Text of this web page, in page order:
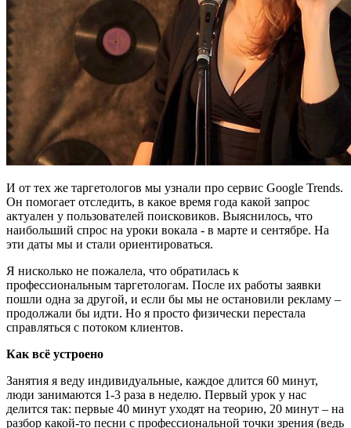
И от тех же таргетологов мы узнали про сервис Google Trends.
Он помогает отследить, в какое время года какой запрос
актуален у пользователей поисковиков. Выяснилось, что
наибольший спрос на уроки вокала - в марте и сентябре. На
эти даты мы и стали ориентироваться.
Я нисколько не пожалела, что обратилась к
профессиональным таргетологам. После их работы заявки
пошли одна за другой, и если бы мы не остановили рекламу –
продолжали бы идти. Но я просто физически перестала
справляться с потоком клиентов.
Как всё устроено
Занятия я веду индивидуальные, каждое длится 60 минут,
люди занимаются 1-3 раза в неделю. Первый урок у нас
делится так: первые 40 минут уходят на теорию, 20 минут – на
разбор какой-то песни с профессиональной точки зрения (ведь